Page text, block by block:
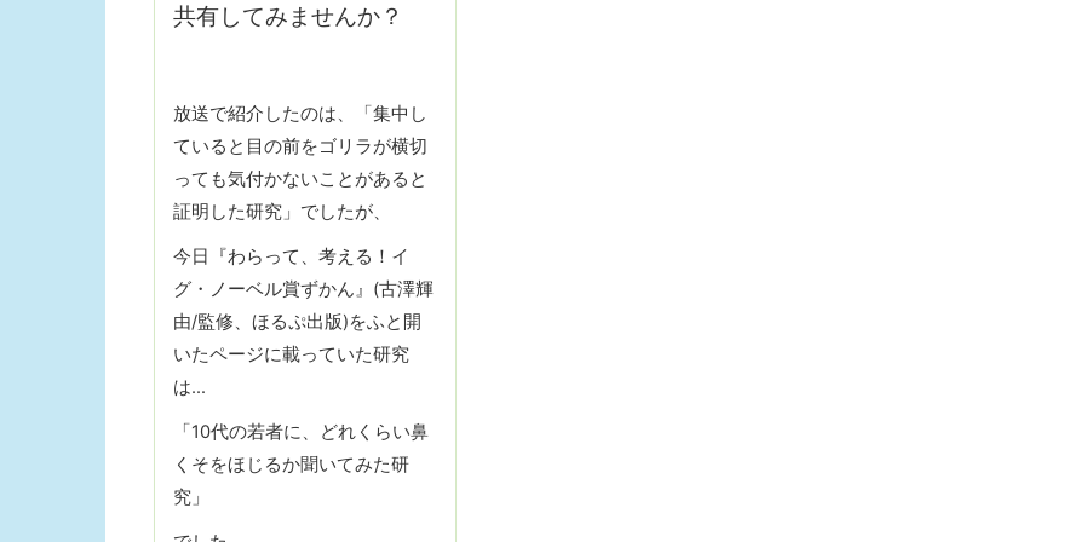
共有してみませんか？
放送で紹介したのは、「集中し
ていると目の前をゴリラが横切
っても気付かないことがあると
証明した研究」でしたが、
今日『わらって、考える！イ
グ・ノーベル賞ずかん』(古澤輝
由/監修、ほるぷ出版)をふと開
いたページに載っていた研究
は…
「10代の若者に、どれくらい鼻
くそをほじるか聞いてみた研
究」